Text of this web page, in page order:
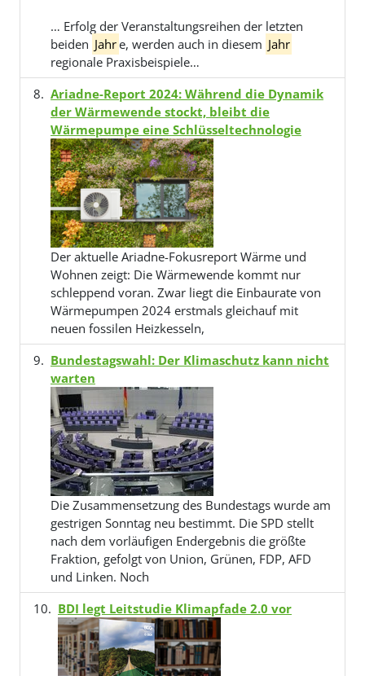
… Erfolg der Veranstaltungsreihen der letzten
beiden Jahre, werden auch in diesem Jahr
regionale Praxisbeispiele…
Ariadne-Report 2024: Während die Dynamik
der Wärmewende stockt, bleibt die
Wärmepumpe eine Schlüsseltechnologie
Der aktuelle Ariadne-Fokusreport Wärme und
Wohnen zeigt: Die Wärmewende kommt nur
schleppend voran. Zwar liegt die Einbaurate von
Wärmepumpen 2024 erstmals gleichauf mit
neuen fossilen Heizkesseln,
Bundestagswahl: Der Klimaschutz kann nicht
warten
Die Zusammensetzung des Bundestags wurde am
gestrigen Sonntag neu bestimmt. Die SPD stellt
nach dem vorläufigen Endergebnis die größte
Fraktion, gefolgt von Union, Grünen, FDP, AFD
und Linken. Noch
BDI legt Leitstudie Klimapfade 2.0 vor